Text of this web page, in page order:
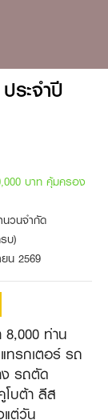
ระจำปี
บาท คุ้มครอง
นวนจำกัด
บ)
น 2569
ท่าน
ทรกเตอร์ รถ
รถตัด
บต้า ลีส
ต่วัน